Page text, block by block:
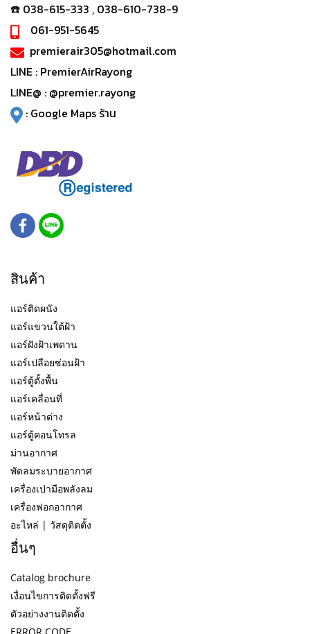
☎️ 038-615-333 , 038-610-738-9
061-951-5645
premierair305@hotmail.com
LINE : PremierAirRayong
LINE@ : @premier.rayong
: Google Maps ร้าน
สินค้า
แอร์ติดผนัง
แอร์แขวนใต้ฝ้า
แอร์ฝังฝ้าเพดาน
แอร์เปลือยซ่อนฝ้า
แอร์ตู้ตั้งพื้น
แอร์เคลื่อนที่
แอร์หน้าต่าง
แอร์ตู้คอนโทรล
ม่านอากาศ
พัดลมระบายอากาศ
เครื่องเป่ามือพลังลม
เครื่องฟอกอากาศ
อะไหล่ | วัสดุติดตั้ง
อื่นๆ
Catalog brochure
เงื่อนไขการติดตั้งฟรี
ตัวอย่างงานติดตั้ง